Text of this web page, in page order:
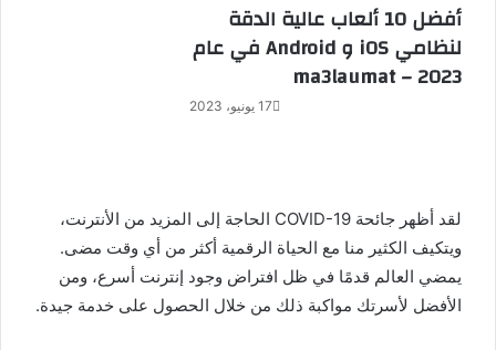
أفضل 10 ألعاب عالية الدقة
لنظامي iOS و Android في عام
2023 – ma3laumat
17 يونيو، 2023
لقد أظهر جائحة COVID-19 الحاجة إلى المزيد من الأنترنت،
ويتكيف الكثير منا مع الحياة الرقمية أكثر من أي وقت مضى.
يمضي العالم قدمًا في ظل افتراض وجود إنترنت أسرع، ومن
الأفضل لأسرتك مواكبة ذلك من خلال الحصول على خدمة جيدة.